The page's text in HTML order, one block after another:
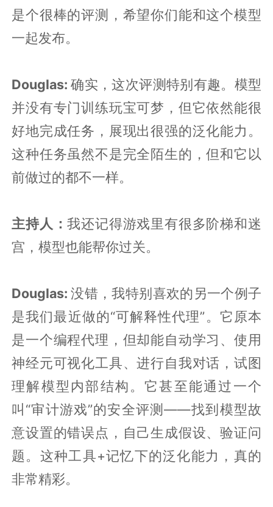
是个很棒的评测，希望你们能和这个模型
一起发布。
Douglas:确实，这次评测特别有趣。模型
并没有专门训练玩宝可梦，但它依然能很
好地完成任务，展现出很强的泛化能力。
这种任务虽然不是完全陌生的，但和它以
前做过的都不一样。
主持人：我还记得游戏里有很多阶梯和迷
宫，模型也能帮你过关。
Douglas:没错，我特别喜欢的另一个例子
是我们最近做的“可解释性代理”。它原本
是一个编程代理，但却能自动学习、使用
神经元可视化工具、进行自我对话，试图
理解模型内部结构。它甚至能通过一个
叫“审计游戏”的安全评测——找到模型故
意设置的错误点，自己生成假设、验证问
题。这种工具+记忆下的泛化能力，真的
非常精彩。